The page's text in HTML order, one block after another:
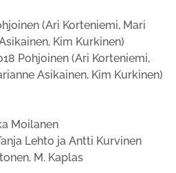
(Ari Korteniemi, Mari
Kim Kurkinen)
Pohjoinen (Ari Korteniemi,
Asikainen, Kim Kurkinen)
Moilanen
Lehto ja Antti Kurvinen
M. Kaplas